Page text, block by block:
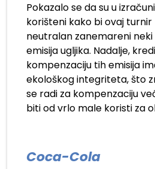
Pokazalo se da su u
korišteni kako bi ovaj turnir
neutralan zanemareni
emisija ugljika. Nadalje,
kompenzaciju tih emisija
ekološkog integriteta, što
se radi za kompenzaciju
biti od vrlo male koristi za
Coca-Cola